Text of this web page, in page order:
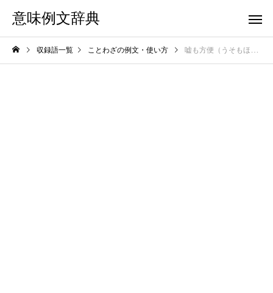
意味例文辞典
収録語一覧 ことわざの例文・使い方 嘘も方便（うそもほうべん）